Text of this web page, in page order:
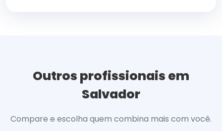
Outros profissionais em
Salvador
Compare e escolha quem combina mais com você.